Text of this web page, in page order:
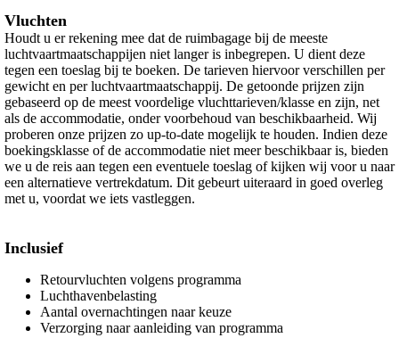
Vluchten
Houdt u er rekening mee dat de ruimbagage bij de meeste
luchtvaartmaatschappijen niet langer is inbegrepen. U dient deze
tegen een toeslag bij te boeken. De tarieven hiervoor verschillen per
gewicht en per luchtvaartmaatschappij. De getoonde prijzen zijn
gebaseerd op de meest voordelige vluchttarieven/klasse en zijn, net
als de accommodatie, onder voorbehoud van beschikbaarheid. Wij
proberen onze prijzen zo up-to-date mogelijk te houden. Indien deze
boekingsklasse of de accommodatie niet meer beschikbaar is, bieden
we u de reis aan tegen een eventuele toeslag of kijken wij voor u naar
een alternatieve vertrekdatum. Dit gebeurt uiteraard in goed overleg
met u, voordat we iets vastleggen.
Inclusief
Retourvluchten volgens programma
Luchthavenbelasting
Aantal overnachtingen naar keuze
Verzorging naar aanleiding van programma